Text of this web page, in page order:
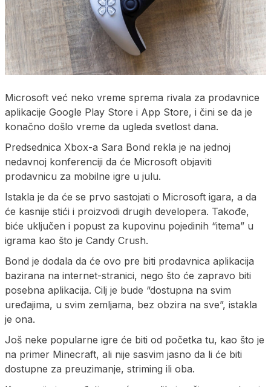
Microsoft već neko vreme sprema rivala za prodavnice
aplikacije Google Play Store i App Store, i čini se da je
konačno došlo vreme da ugleda svetlost dana.
Predsednica Xbox-a Sara Bond rekla je na jednoj
nedavnoj konferenciji da će Microsoft objaviti
prodavnicu za mobilne igre u julu.
Istakla je da će se prvo sastojati o Microsoft igara, a da
će kasnije stići i proizvodi drugih developera. Takođe,
biće uključen i popust za kupovinu pojedinih “itema” u
igrama kao što je Candy Crush.
Bond je dodala da će ovo pre biti prodavnica aplikacija
bazirana na internet-stranici, nego što će zapravo biti
posebna aplikacija. Cilj je bude “dostupna na svim
uređajima, u svim zemljama, bez obzira na sve”, istakla
je ona.
Još neke popularne igre će biti od početka tu, kao što je
na primer Minecraft, ali nije sasvim jasno da li će biti
dostupne za preuzimanje, striming ili oba.